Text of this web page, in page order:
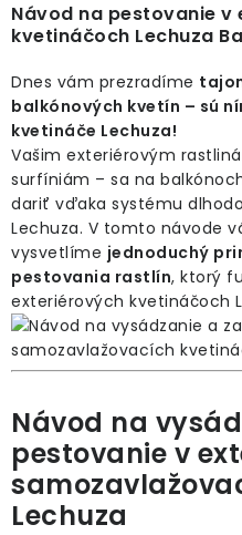
ODBORNÉ ČLÁNKY
MACHOVÉ STENY
INTERIÉROVÉ DEKORÁCIE
BLOG
NA OBJEDNÁVKU
AKCIA
SUBSTRÁTY A HNOJIVÁ
ý
p
i
s
č
l
á
n
k
o
v
Návod na pestovanie
kvetináčoch Lechuza
Dnes vám prezradíme
balkónových kvetín – sú
kvetináče Lechuza!
Vašim exteriérovým
surfíniám – sa na
dariť vďaka systému
Lechuza. V tomto návode
vysvetlíme jednoduchý
pestovania rastlín, ktorý
exteriérových kvetináčoch
Návod na
pestovanie v
Lechuza